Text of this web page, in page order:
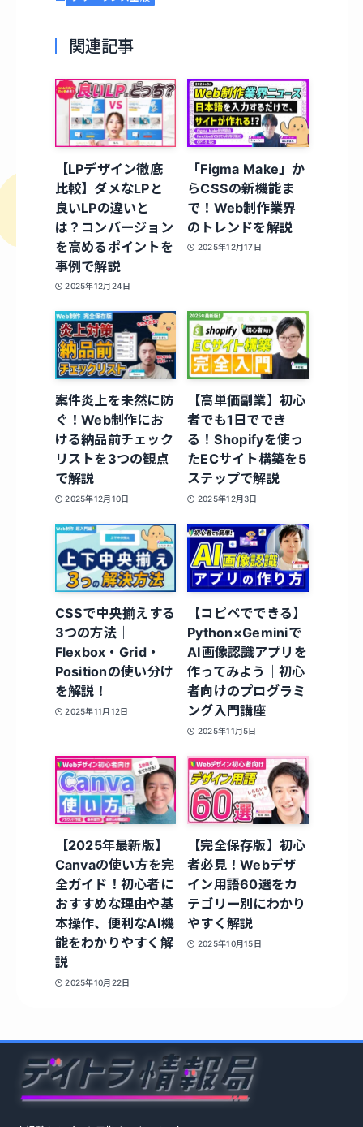
関連記事
【LPデザイン徹底
比較】ダメなLPと
良いLPの違いと
は？コンバージョン
を高めるポイントを
事例で解説
2025年12月24日
「Figma Make」か
らCSSの新機能ま
で！Web制作業界
のトレンドを解説
2025年12月17日
案件炎上を未然に防
ぐ！Web制作にお
ける納品前チェック
リストを3つの観点
で解説
2025年12月10日
【高単価副業】初心
者でも1日ででき
る！Shopifyを使っ
たECサイト構築を5
ステップで解説
2025年12月3日
CSSで中央揃えする
3つの方法｜
Flexbox・Grid・
Positionの使い分け
を解説！
2025年11月12日
【コピペでできる】
Python×Geminiで
AI画像認識アプリを
作ってみよう｜初心
者向けのプログラミ
ング入門講座
2025年11月5日
【2025年最新版】
Canvaの使い方を完
全ガイド！初心者に
おすすめな理由や基
本操作、便利なAI機
能をわかりやすく解
説
2025年10月22日
【完全保存版】初心
者必見！Webデザ
イン用語60選をカ
テゴリー別にわかり
やすく解説
2025年10月15日